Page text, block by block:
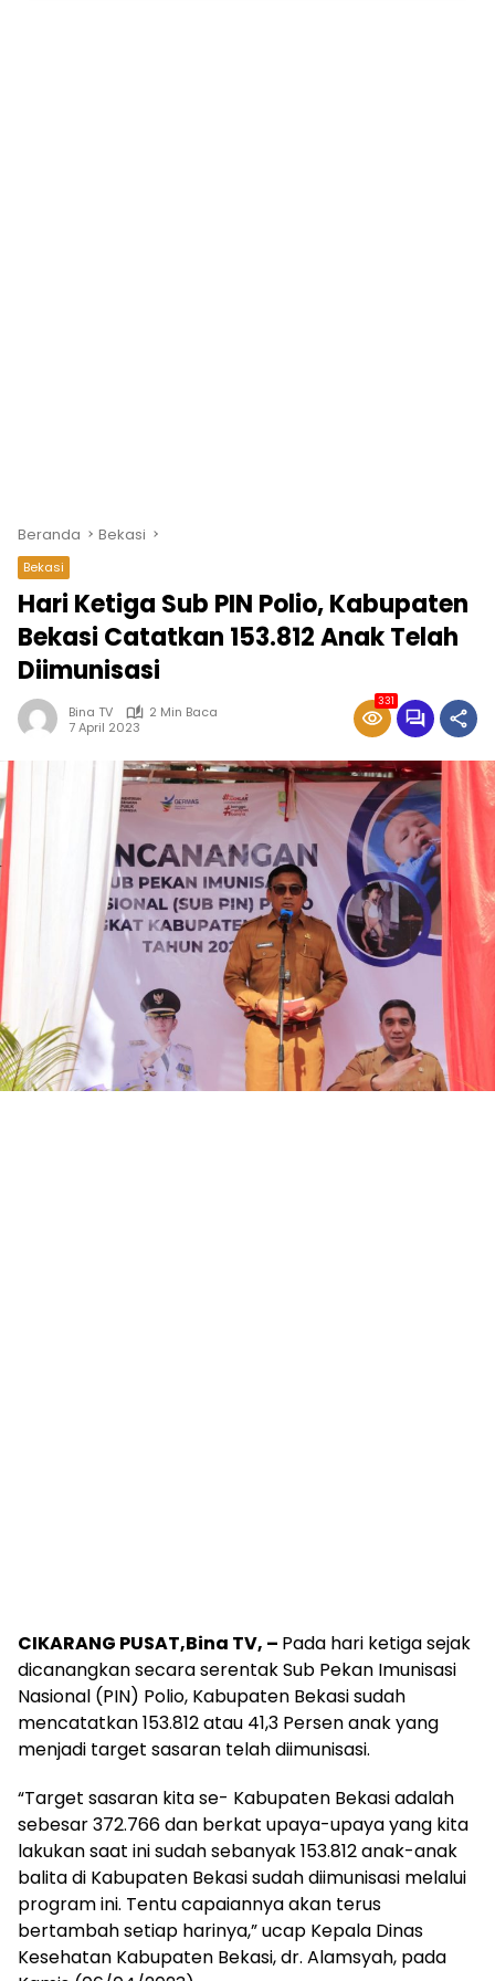
Beranda Bekasi
Bekasi
Hari Ketiga Sub PIN Polio, Kabupaten
Bekasi Catatkan 153.812 Anak Telah
Diimunisasi
Bina TV
2 Min Baca
7 April 2023
331
CIKARANG PUSAT,Bina TV, – Pada hari ketiga sejak
dicanangkan secara serentak Sub Pekan Imunisasi
Nasional (PIN) Polio, Kabupaten Bekasi sudah
mencatatkan 153.812 atau 41,3 Persen anak yang
menjadi target sasaran telah diimunisasi.
“Target sasaran kita se- Kabupaten Bekasi adalah
sebesar 372.766 dan berkat upaya-upaya yang kita
lakukan saat ini sudah sebanyak 153.812 anak-anak
balita di Kabupaten Bekasi sudah diimunisasi melalui
program ini. Tentu capaiannya akan terus
bertambah setiap harinya,” ucap Kepala Dinas
Kesehatan Kabupaten Bekasi, dr. Alamsyah, pada